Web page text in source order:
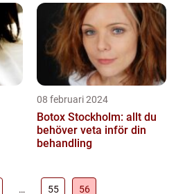
08 februari 2024
Botox Stockholm: allt du
behöver veta inför din
behandling
… 55 56